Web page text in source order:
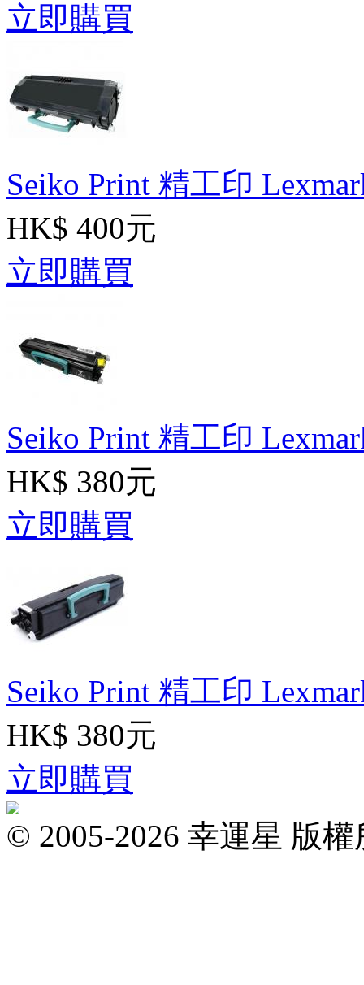
立即購買
Seiko Print 精工印
HK$ 400元
立即購買
Seiko Print 精工印
HK$ 380元
立即購買
Seiko Print 精工印
HK$ 380元
立即購買
© 2005-2026 幸運星 版